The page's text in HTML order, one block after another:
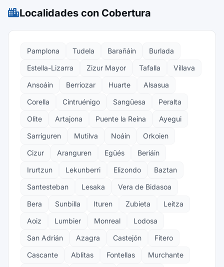
Localidades con Cobertura
Pamplona Tudela Barañáin
Burlada
Estella-Lizarra
Zizur Mayor Tafalla
Villava
Ansoáin
Berriozar Huarte
Alsasua
Corella
Cintruénigo Sangüesa
Peralta
Olite
Artajona Puente la Reina
Ayegui
Sarriguren
Mutilva Noáin
Orkoien
Cizur
Aranguren Egüés
Beriáin
Irurtzun
Lekunberri Elizondo
Baztan
Santesteban
Lesaka
Vera de Bidasoa
Bera
Sunbilla Ituren Zubieta
Leitza
Aoiz
Lumbier Monreal
Lodosa
San Adrián
Azagra Castejón
Fitero
Cascante
Ablitas Fontellas
Murchante